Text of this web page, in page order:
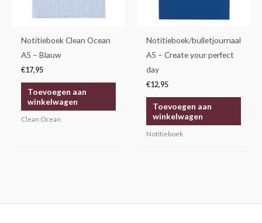
Notitieboek Clean Ocean
A5 – Blauw
€17,95
Toevoegen aan
winkelwagen
Clean Ocean
Notitieboek/bulletjournaal
A5 – Create your perfect
day
€12,95
Toevoegen aan
winkelwagen
Notitieboek